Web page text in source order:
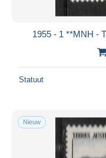
1955 - 1 **MNH -
Statuut
Nieuw